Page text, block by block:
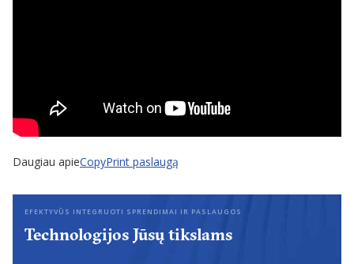
Daugiau apieCopyPrint paslaugą
EFEKTYVŪS INTEGRUOTI SPRENDIMAI IR PASLAUGOS
Technologijos Jūsų tikslams